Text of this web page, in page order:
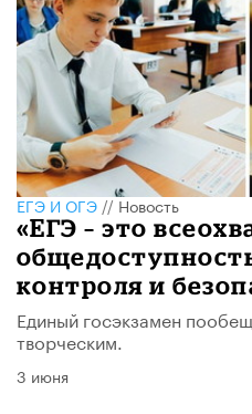
ЕГЭ И ОГЭ//Новость
«ЕГЭ – это
контроля и
Единый госэкзамен
творческим.
3 июня